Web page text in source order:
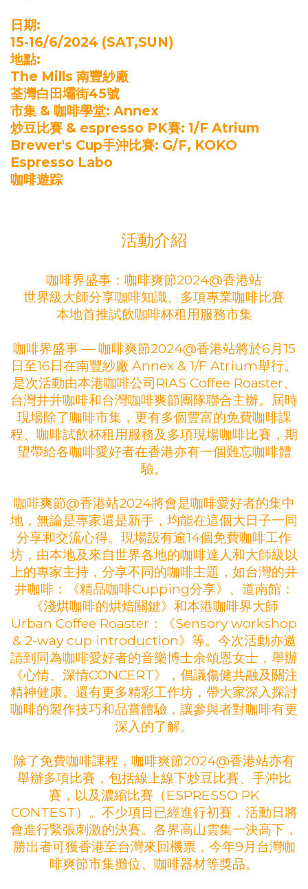
日期:
15-16/6/2024 (SAT,SUN)
地點:
The Mills 南豐紗廠
荃灣白田壩街45號
市集 & 咖啡學堂: Annex
炒豆比賽 & espresso PK賽: 1/F Atrium
Brewer's Cup手沖比賽: G/F, KOKO
Espresso Labo
咖啡遊踪
活動介紹
咖啡界盛事：咖啡爽節2024@香港站
世界級大師分享咖啡知識、多項專業咖啡比賽
本地首推試飲咖啡杯租用服務市集
咖啡界盛事 — 咖啡爽節2024@香港站將於6月15
日至16日在南豐紗廠 Annex & 1/F Atrium舉行。
是次活動由本港咖啡公司RIAS Coffee Roaster、
台灣井井咖啡和台灣咖啡爽節團隊聯合主辦。屆時
現場除了咖啡市集，更有多個豐富的免費咖啡課
程、咖啡試飲杯租用服務及多項現場咖啡比賽，期
望帶給各咖啡愛好者在香港亦有一個難忘咖啡體
驗。
咖啡爽節@香港站2024將會是咖啡愛好者的集中
地，無論是專家還是新手，均能在這個大日子一同
分享和交流心得。現場設有逾14個免費咖啡工作
坊，由本地及來自世界各地的咖啡達人和大師級以
上的專家主持，分享不同的咖啡主題，如台灣的井
井咖啡：《精品咖啡Cupping分享》、道南館：
《淺烘咖啡的烘焙關鍵》和本港咖啡界大師
Urban Coffee Roaster：《Sensory workshop
& 2-way cup introduction》等。今次活動亦邀
請到同為咖啡愛好者的音樂博士余頌恩女士，舉辦
《心情、深情CONCERT》，倡議傷健共融及關注
精神健康。還有更多精彩工作坊，帶大家深入探討
咖啡的製作技巧和品嘗體驗，讓參與者對咖啡有更
深入的了解。
除了免費咖啡課程，咖啡爽節2024@香港站亦有
舉辦多項比賽，包括線上線下炒豆比賽、手沖比
賽，以及濃縮比賽（ESPRESSO PK
CONTEST）。不少項目已經進行初賽，活動日將
會進行緊張刺激的決賽。各界高山雲集一決高下，
勝出者可獲香港至台灣來回機票，今年9月台灣咖
啡爽節市集攤位、咖啡器材等獎品。